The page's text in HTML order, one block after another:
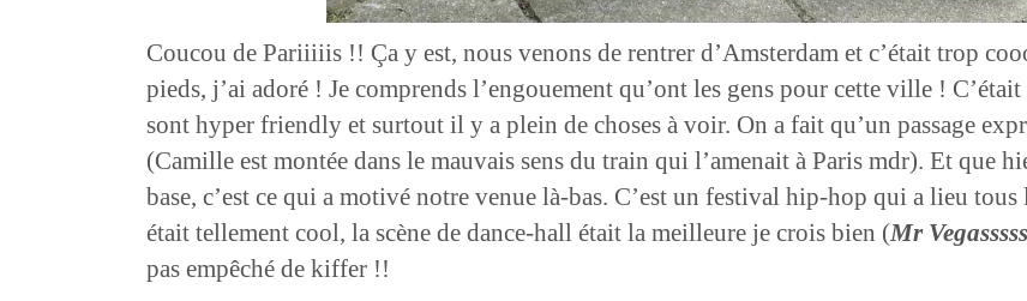
Coucou de Pariiiiis !! Ça y est, nous venons de rentrer d’Amsterdam et c’était trop
pieds, j’ai adoré ! Je comprends l’engouement qu’ont les gens pour cette ville !
sont hyper friendly et surtout il y a plein de choses à voir. On a fait qu’un passage
(Camille est montée dans le mauvais sens du train qui l’amenait à Paris mdr). Et que
base, c’est ce qui a motivé notre venue là-bas. C’est un festival hip-hop qui a lieu tous
était tellement cool, la scène de dance-hall était la meilleure je crois bien (Mr Vegasssss
pas empêché de kiffer !!